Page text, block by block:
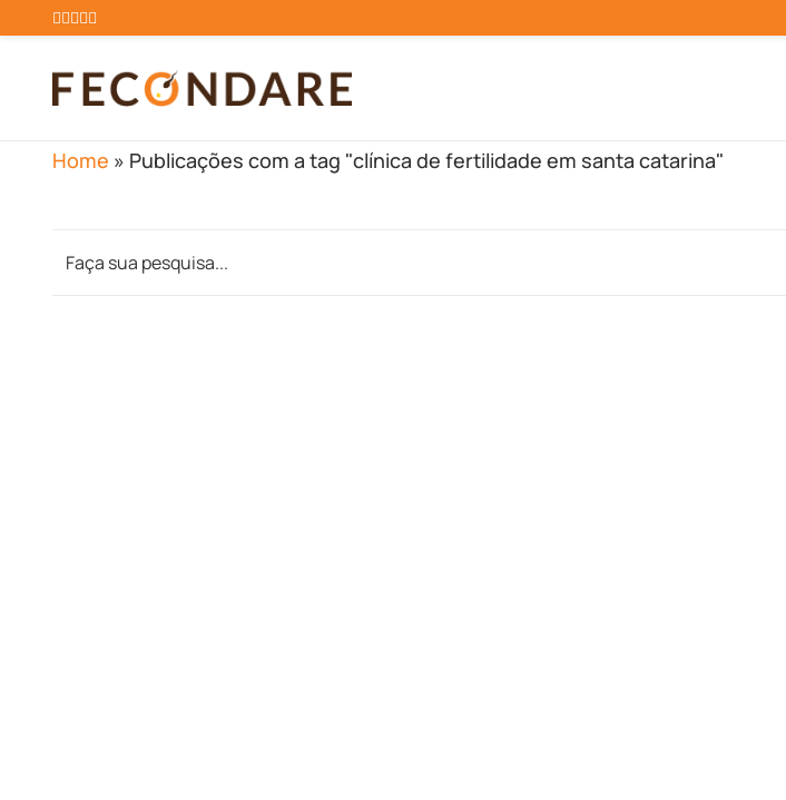
Home » Publicações com a tag "clínica de fertilidade em santa catarina"